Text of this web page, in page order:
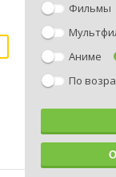
Фильмы
Аниме
По